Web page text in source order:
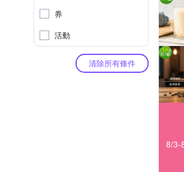
券
活動
清除所有條件